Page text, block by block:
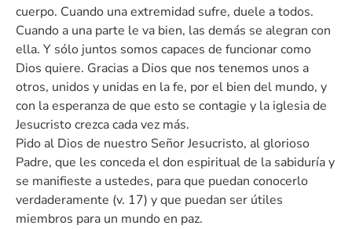
cuerpo. Cuando una extremidad sufre, duele a todos.
Cuando a una parte le va bien, las demás se alegran con
ella. Y sólo juntos somos capaces de funcionar como
Dios quiere. Gracias a Dios que nos tenemos unos a
otros, unidos y unidas en la fe, por el bien del mundo, y
con la esperanza de que esto se contagie y la iglesia de
Jesucristo crezca cada vez más.
Pido al Dios de nuestro Señor Jesucristo, al glorioso
Padre, que les conceda el don espiritual de la sabiduría y
se manifieste a ustedes, para que puedan conocerlo
verdaderamente (v. 17) y que puedan ser útiles
miembros para un mundo en paz.